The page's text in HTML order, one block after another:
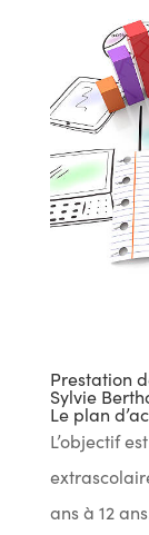
Prestation
Sylvie
Le plan
L’objectif
ans à 12